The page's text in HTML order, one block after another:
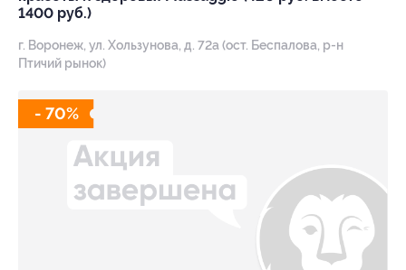
1400 руб.)
г. Воронеж, ул. Хользунова, д. 72а (ост. Беспалова, р-н
Птичий рынок)
- 70%